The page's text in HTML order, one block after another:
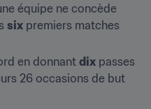
équipe ne concède
six premiers matches
en donnant dix passes
26 occasions de but